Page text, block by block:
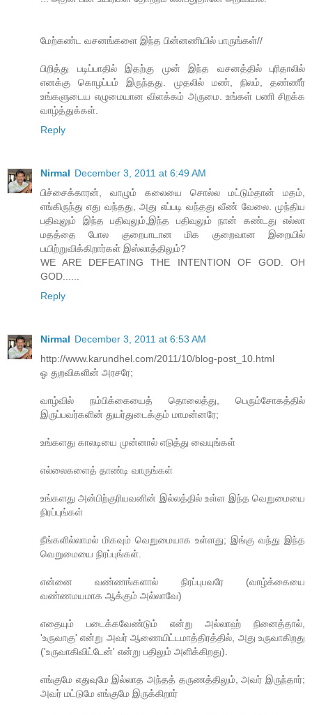
மேற்கண்ட வசனங்களை இந்த பின்னணியில் பாருங்கள்//
பிறித்து படிப்பாதில் இதற்கு முன் இந்த வசனத்தில் புரிதாலில்
எனக்கு கொழப்பம் இருந்தது. முதலில் மண், நிலம், தண்ணீர்
உங்களுடைய எழுமையான விளக்கம் அருமை. உங்கள் பணி சிறக்க
வாழ்த்துக்கள்.
Reply
Nirmal December 3, 2011 at 6:49 AM
பிச்சைக்காரன், வாழும் கலையை சொல்ல மட்டும்தான் மதம்,
எங்கிருந்து எது வந்தது, அது எப்படி வந்தது வீண் வேலை. முந்திய
பதிவுலும் இந்த பதிவுலும்,இந்த பதிவுலும் நான் கண்டது எல்லா
மதத்தை போல குறைபாடான மிக குறைவான இறையில்
பயிற்றுவிக்கிறார்கள் இஸ்லாத்திலும்?
WE ARE DEFEATING THE INTENTION OF GOD. OH
GOD......
Reply
Nirmal December 3, 2011 at 6:53 AM
http://www.karundhel.com/2011/10/blog-post_10.html
ஓ துறவிகளின் அரசரே;
வாழ்வில் நம்பிக்கையைத் தொலைத்து, பெரும்சோகத்தில்
இருப்பவர்களின் துயர்துடைக்கும் மாமன்னரே;
உங்களது காலடியை முன்னால் எடுத்து வையுங்கள்
எல்லைகளைத் தாண்டி வாருங்கள்
உங்களது அன்பிற்குரியவனின் இல்லத்தில் உள்ள இந்த வெறுமையை
நிரப்புங்கள்
நீங்களில்லாமல் மிகவும் வெறுமையாக உள்ளது; இங்கு வந்து இந்த
வெறுமையை நிரப்புங்கள்.
என்னை வண்ணங்களால் நிரப்புபவரே (வாழ்க்கையை
வண்ணமயமாக ஆக்கும் அல்லாவே)
எதையும் படைக்கவேண்டும் என்று அல்லாஹ் நினைத்தால்,
'உருவாகு' என்று அவர் ஆணையிட்டமாத்திரத்தில், அது உருவாகிறது
('உருவாகிவிட்டேன்' என்று பதிலும் அளிக்கிறது).
எங்குமே எதுவுமே இல்லாத அந்தத் தருணத்திலும், அவர் இருந்தார்;
அவர் மட்டுமே எங்குமே இருக்கிறார்